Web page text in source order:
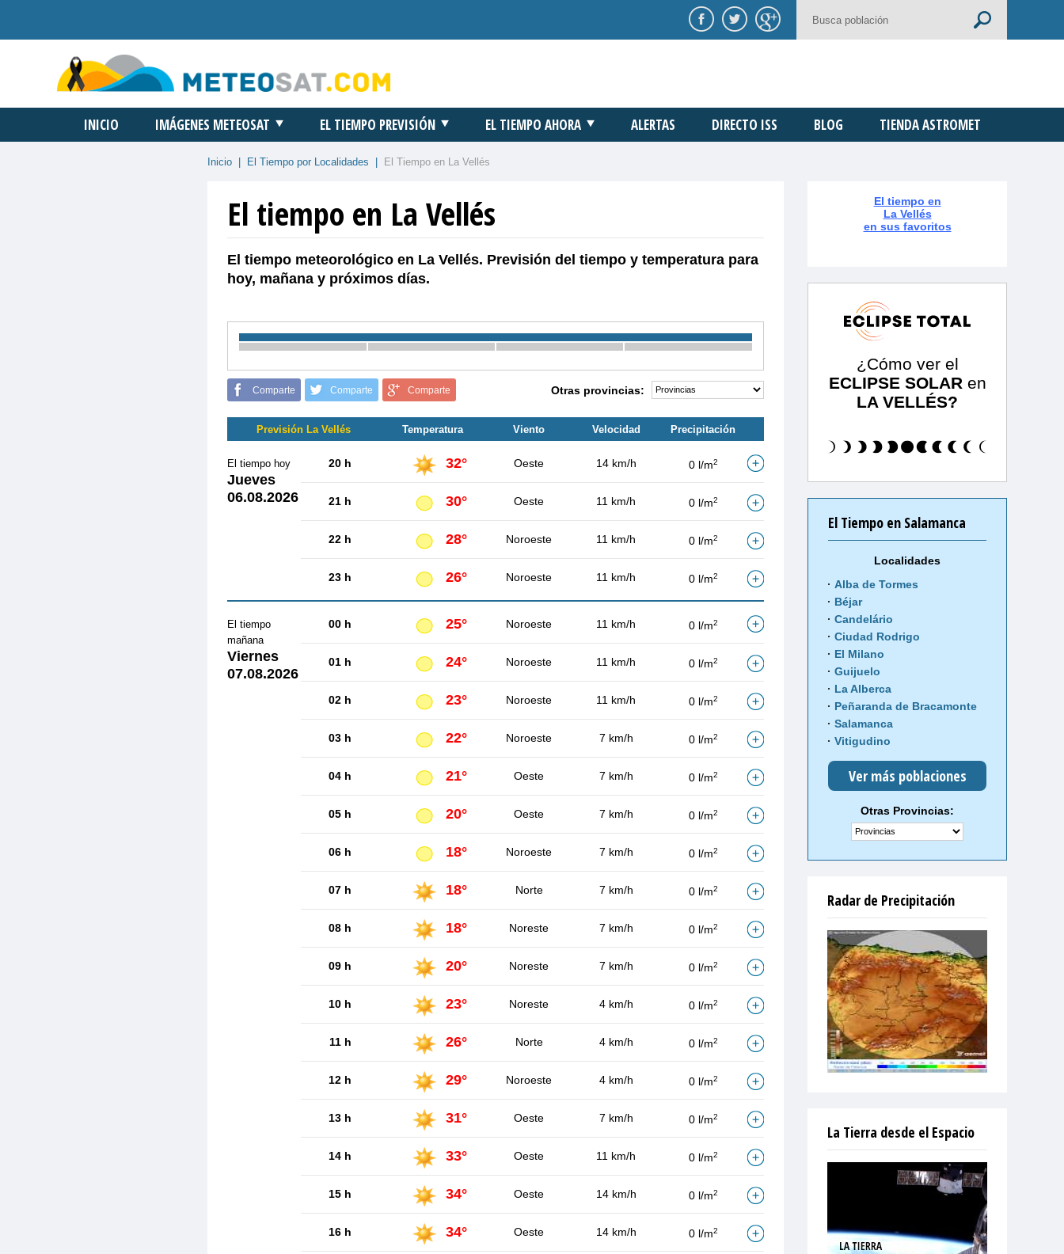
INICIO IMÁGENES METEOSAT EL TIEMPO PREVISIÓN EL TIEMPO AHORA ALERTAS DIRECTO ISS BLOG TIENDA ASTROMET
Inicio El Tiempo por Localidades El Tiempo en La Vellés
El tiempo en La Vellés
El tiempo meteorológico en La Vellés. Previsión del tiempo y temperatura para
hoy, mañana y próximos días.
Comparte Comparte Comparte Otras provincias:
Previsión La Vellés Temperatura Viento Velocidad Precipitación
El tiempo hoy
Jueves
06.08.2026
20 h 32° Oeste 14 km/h 0 l/m2
21 h 30° Oeste 11 km/h 0 l/m2
22 h 28° Noroeste 11 km/h 0 l/m2
23 h 26° Noroeste 11 km/h 0 l/m2
El tiempo
mañana
Viernes
07.08.2026
00 h 25° Noroeste 11 km/h 0 l/m2
01 h 24° Noroeste 11 km/h 0 l/m2
02 h 23° Noroeste 11 km/h 0 l/m2
03 h 22° Noroeste 7 km/h 0 l/m2
04 h 21° Oeste 7 km/h 0 l/m2
05 h 20° Oeste 7 km/h 0 l/m2
06 h 18° Noroeste 7 km/h 0 l/m2
07 h 18° Norte 7 km/h 0 l/m2
08 h 18° Noreste 7 km/h 0 l/m2
09 h 20° Noreste 7 km/h 0 l/m2
10 h 23° Noreste 4 km/h 0 l/m2
11 h 26° Norte 4 km/h 0 l/m2
12 h 29° Noroeste 4 km/h 0 l/m2
13 h 31° Oeste 7 km/h 0 l/m2
14 h 33° Oeste 11 km/h 0 l/m2
15 h 34° Oeste 14 km/h 0 l/m2
16 h 34° Oeste 14 km/h 0 l/m2
El tiempo en
La Vellés
en sus favoritos
¿Cómo ver el
ECLIPSE SOLAR en
LA VELLÉS?
El Tiempo en Salamanca
Localidades
Alba de Tormes
Béjar
Candelário
Ciudad Rodrigo
El Milano
Guijuelo
La Alberca
Peñaranda de Bracamonte
Salamanca
Vitigudino
Ver más poblaciones
Otras Provincias:
Radar de Precipitación
La Tierra desde el Espacio